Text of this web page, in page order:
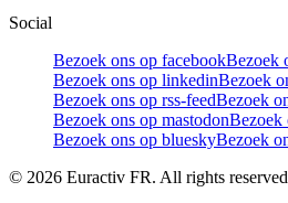
Social
Bezoek ons op facebookBezoek
Bezoek ons op linkedinBezoek
Bezoek ons op rss-feedBezoek
Bezoek ons op mastodonBezoek
Bezoek ons op blueskyBezoek
© 2026 Euractiv FR. All rights